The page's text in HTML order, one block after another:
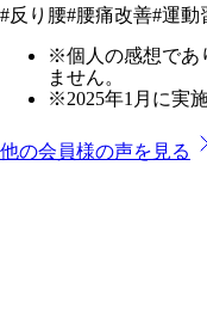
#反り腰#腰痛改善#運動
※個人の感想であ
ません。
※2025年1月に実
他の会員様の声を見る